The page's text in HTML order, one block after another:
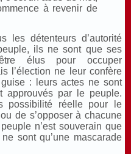
à revenir de
les détenteurs d’autorité
ils ne sont que ses
élus pour occuper
l’élection ne leur confère
: leurs actes ne sont
approuvés par le peuple.
possibilité réelle pour le
de s’opposer à chacune
n’est souverain que
sont qu’une mascarade